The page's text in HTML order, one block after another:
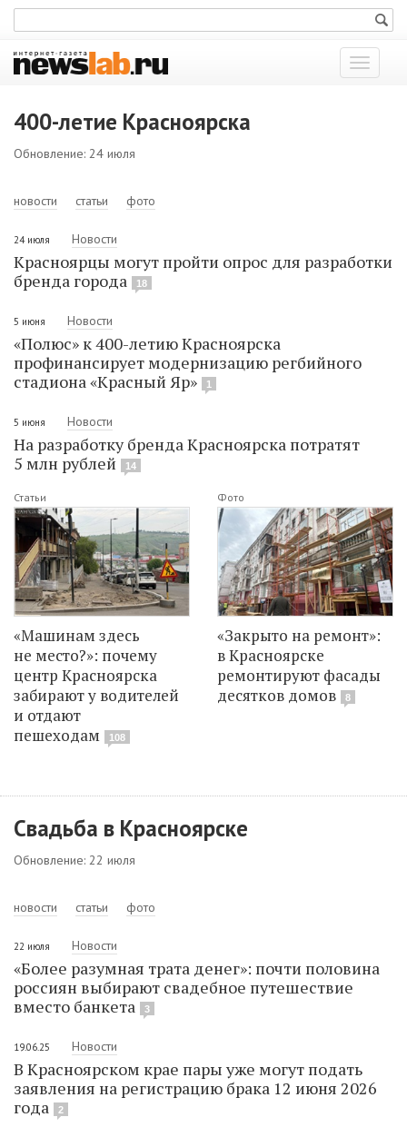
Показать
меню
400-летие Красноярска
Обновление: 24 июля
новости статьи фото
24 июля Новости
Красноярцы могут пройти опрос для разработки
бренда города
18
5 июня Новости
«Полюс» к 400-летию Красноярска
профинансирует модернизацию регбийного
стадиона «Красный Яр»
1
5 июня Новости
На разработку бренда Красноярска потратят
5 млн рублей
14
Статьи
«Машинам здесь
не место?»: почему
центр Красноярска
забирают у водителей
и отдают
пешеходам
108
Фото
«Закрыто на ремонт»:
в Красноярске
ремонтируют фасады
десятков домов
8
Свадьба в Красноярске
Обновление: 22 июля
новости статьи фото
22 июля Новости
«Более разумная трата денег»: почти половина
россиян выбирают свадебное путешествие
вместо банкета
3
19.06.25 Новости
В Красноярском крае пары уже могут подать
заявления на регистрацию брака 12 июня 2026
года
2